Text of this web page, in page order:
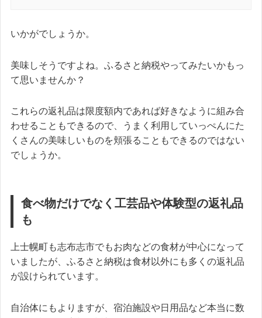
いかがでしょうか。
美味しそうですよね。ふるさと納税やってみたいかもっ
て思いませんか？
これらの返礼品は限度額内であれば好きなように組み合
わせることもできるので、うまく利用していっぺんにた
くさんの美味しいものを頬張ることもできるのではない
でしょうか。
食べ物だけでなく工芸品や体験型の返礼品
も
上士幌町も志布志市でもお肉などの食材が中心になって
いましたが、ふるさと納税は食材以外にも多くの返礼品
が設けられています。
自治体にもよりますが、宿泊施設や日用品など本当に数